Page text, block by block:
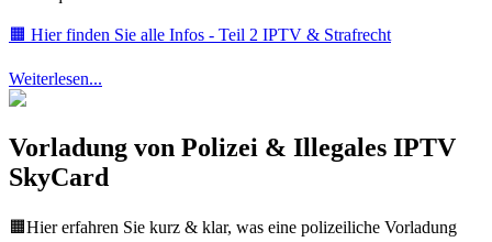
🟧 Hier finden Sie alle Infos - Teil 2 IPTV & Strafrecht
Weiterlesen...
Vorladung von Polizei & Illegales IPTV
SkyCard
🟧Hier erfahren Sie kurz & klar, was eine polizeiliche Vorladung